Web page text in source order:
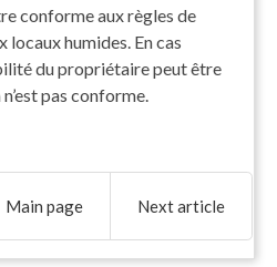
conforme aux règles de
humides. En cas
du propriétaire peut être
pas conforme.
Main page Next article